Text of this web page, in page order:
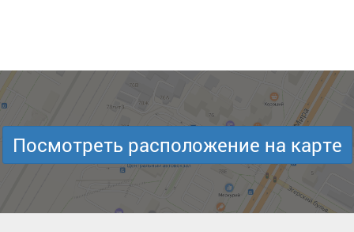
Посмотреть расположение на карте